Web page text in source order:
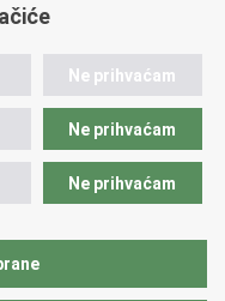
Hrvatsku
Ne prihvaćam
Ne prihvaćam
Ne prihvaćam